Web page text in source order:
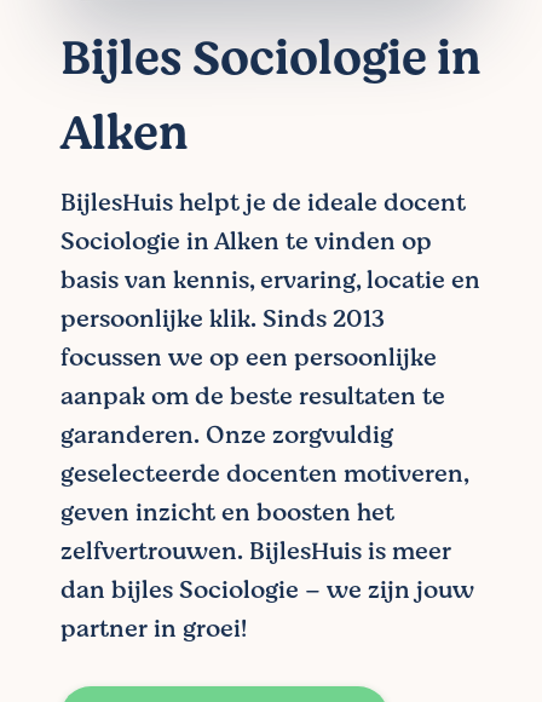
Bijles Sociologie in
Alken
BijlesHuis helpt je de ideale docent
Sociologie in Alken te vinden op
basis van kennis, ervaring, locatie en
persoonlijke klik. Sinds 2013
focussen we op een persoonlijke
aanpak om de beste resultaten te
garanderen. Onze zorgvuldig
geselecteerde docenten motiveren,
geven inzicht en boosten het
zelfvertrouwen. BijlesHuis is meer
dan bijles Sociologie – we zijn jouw
partner in groei!